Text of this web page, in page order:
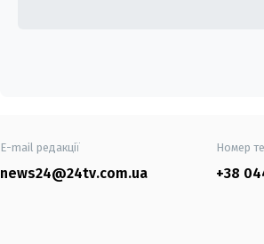
E-mail редакції
news24@24tv.com.ua
Номер
+38